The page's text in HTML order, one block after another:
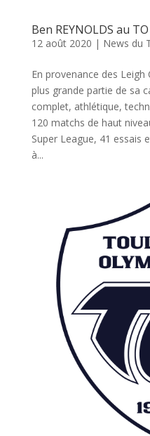
Ben REYNOLDS au
12 août 2020 | News du
En provenance des
plus grande partie de sa
complet, athlétique,
120 matchs de haut
Super League, 41 essais
à...